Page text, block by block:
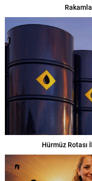
Hürmüz Rotası